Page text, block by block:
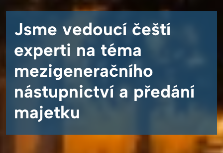
Jsme vedoucí čeští
experti na téma
mezigeneračního
nástupnictví a předání
majetku Wardens Group